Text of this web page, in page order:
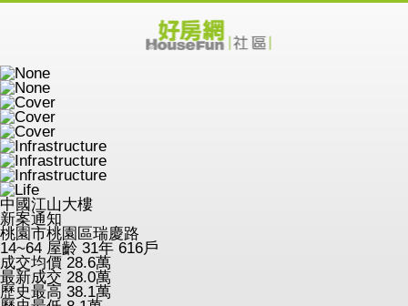
中國江山大樓
新案通知
桃園市桃園區瑞慶路
14~64 屋齡 31年 616戶
成交均價 28.6萬
最新成交 28.0萬
歷史最高 38.1萬